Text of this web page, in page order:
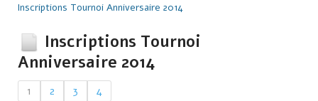
Inscriptions Tournoi Anniversaire 2014
Inscriptions Tournoi
Anniversaire 2014
1 2 3 4